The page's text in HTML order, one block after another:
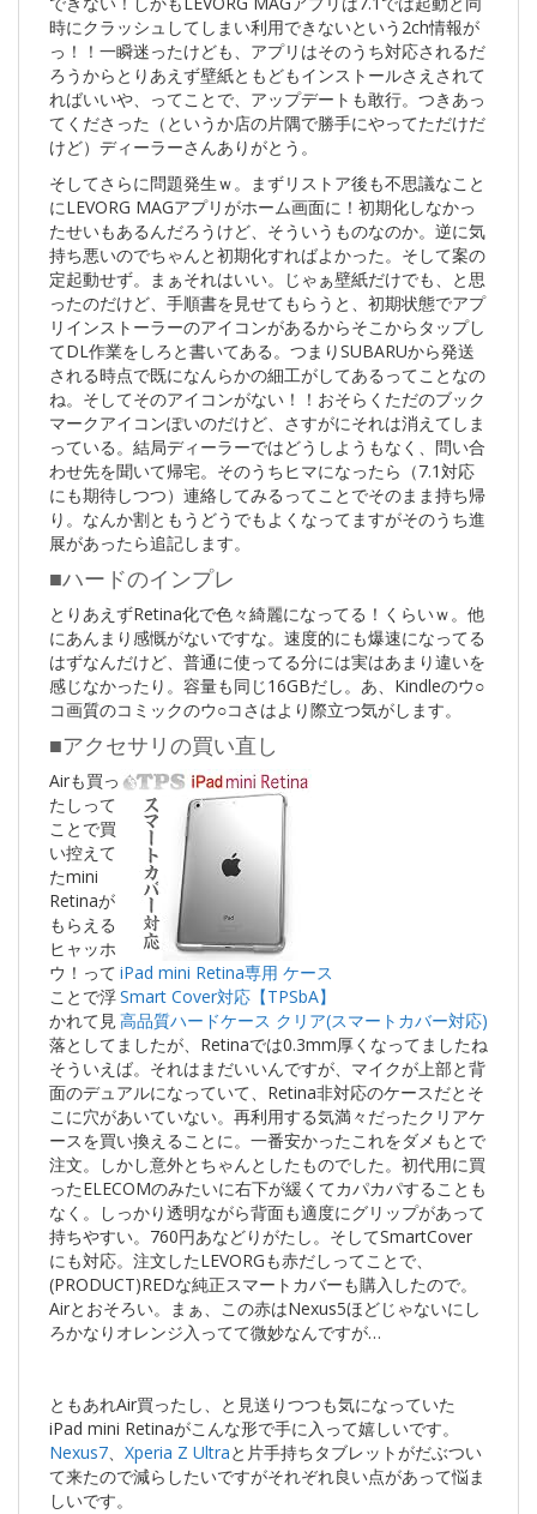
時にクラッシュしてしまい利用できないという2ch情報が
っ！！一瞬迷ったけども、アプリはそのうち対応されるだ
ろうからとりあえず壁紙ともどもインストールさえされて
ればいいや、ってことで、アップデートも敢行。つきあっ
てくださった（というか店の片隅で勝手にやってただけだ
けど）ディーラーさんありがとう。
そしてさらに問題発生ｗ。まずリストア後も不思議なこと
にLEVORG MAGアプリがホーム画面に！初期化しなかっ
たせいもあるんだろうけど、そういうものなのか。逆に気
持ち悪いのでちゃんと初期化すればよかった。そして案の
定起動せず。まぁそれはいい。じゃぁ壁紙だけでも、と思
ったのだけど、手順書を見せてもらうと、初期状態でアプ
リインストーラーのアイコンがあるからそこからタップし
てDL作業をしろと書いてある。つまりSUBARUから発送
される時点で既になんらかの細工がしてあるってことなの
ね。そしてそのアイコンがない！！おそらくただのブック
マークアイコンぽいのだけど、さすがにそれは消えてしま
っている。結局ディーラーではどうしようもなく、問い合
わせ先を聞いて帰宅。そのうちヒマになったら（7.1対応
にも期待しつつ）連絡してみるってことでそのまま持ち帰
り。なんか割ともうどうでもよくなってますがそのうち進
展があったら追記します。
■ハードのインプレ
とりあえずRetina化で色々綺麗になってる！くらいｗ。他
にあんまり感慨がないですな。速度的にも爆速になってる
はずなんだけど、普通に使ってる分には実はあまり違いを
感じなかったり。容量も同じ16GBだし。あ、Kindleのウ○
コ画質のコミックのウ○コさはより際立つ気がします。
■アクセサリの買い直し
iPad mini Retina専用 ケース
Smart Cover対応【TPSbA】
高品質ハードケース クリア(スマートカバー対応)
Airも買っ
たしって
ことで買
い控えて
たmini
Retinaが
もらえる
ヒャッホ
ウ！って
ことで浮
かれて見
落としてましたが、Retinaでは0.3mm厚くなってましたね
そういえば。それはまだいいんですが、マイクが上部と背
面のデュアルになっていて、Retina非対応のケースだとそ
こに穴があいていない。再利用する気満々だったクリアケ
ースを買い換えることに。一番安かったこれをダメもとで
注文。しかし意外とちゃんとしたものでした。初代用に買
ったELECOMのみたいに右下が緩くてカパカパすることも
なく。しっかり透明ながら背面も適度にグリップがあって
持ちやすい。760円あなどりがたし。そしてSmartCover
にも対応。注文したLEVORGも赤だしってことで、
(PRODUCT)REDな純正スマートカバーも購入したので。
Airとおそろい。まぁ、この赤はNexus5ほどじゃないにし
ろかなりオレンジ入ってて微妙なんですが…
ともあれAir買ったし、と見送りつつも気になっていた
iPad mini Retinaがこんな形で手に入って嬉しいです。
Nexus7、 Xperia Z Ultraと片手持ちタブレットがだぶつい
て来たので減らしたいですがそれぞれ良い点があって悩ま
しいです。